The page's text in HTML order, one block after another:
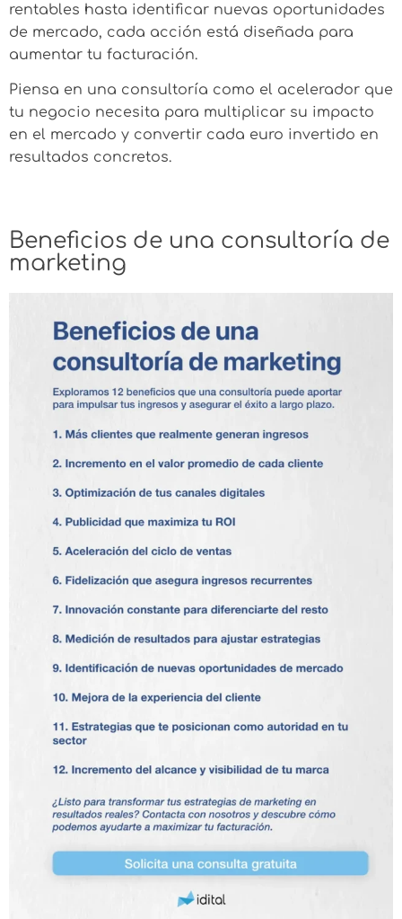
rentables hasta identificar nuevas oportunidades
de mercado, cada acción está diseñada para
aumentar tu facturación.
Piensa en una consultoría como el acelerador que
tu negocio necesita para multiplicar su impacto
en el mercado y convertir cada euro invertido en
resultados concretos.
Beneficios de una consultoría de
marketing